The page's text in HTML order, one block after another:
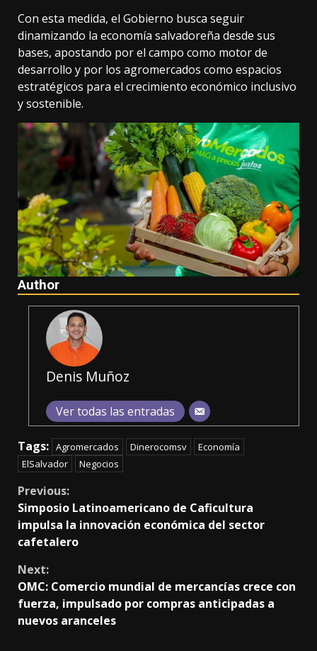
Con esta medida, el Gobierno busca seguir
dinamizando la economía salvadoreña desde sus
bases, apostando por el campo como motor de
desarrollo y por los agromercados como espacios
estratégicos para el crecimiento económico inclusivo
y sostenible.
Author
Denis Muñoz
Ver todas las entradas
Tags: Agromercados Dinerocomsv
Economía
ElSalvador
Negocios
Continue
Reading
Previous:
Simposio Latinoamericano de Caficultura
impulsa la innovación económica del sector
cafetalero
Next:
OMC: Comercio mundial de mercancías crece con
fuerza, impulsado por compras anticipadas a
nuevos aranceles